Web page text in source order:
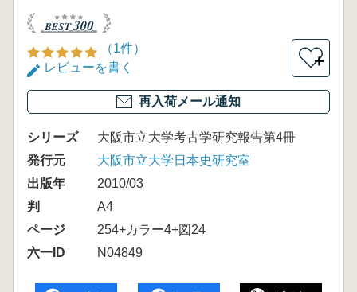
（1件）
レビューを書く
＋
再入荷メール通知
シリーズ
大阪市立大学考古学研究報告第4冊
発行元
大阪市立大学日本史研究室
出版年
2010/03
判
A4
ページ
254+カラー4+図24
六一ID
N04849